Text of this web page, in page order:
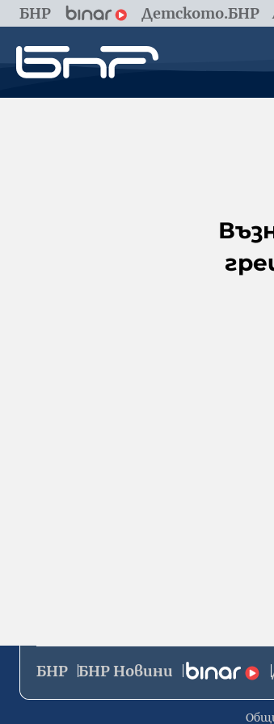
БНР Детското.БНР
БНР БНР Новини